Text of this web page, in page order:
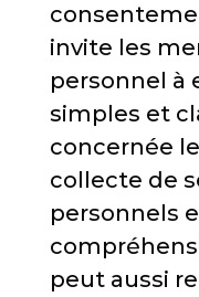
invite les
personnel à
simples et
concernée
collecte de
personnels
peut aussi